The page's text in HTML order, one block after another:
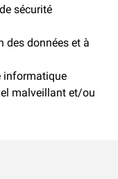
sécurité
des données et à
informatique
malveillant et/ou